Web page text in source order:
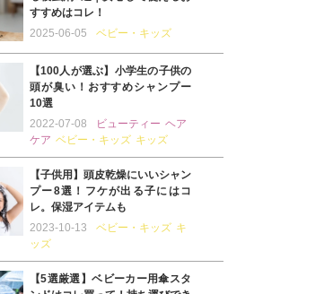
すすめはコレ！
2025-06-05
ベビー・キッズ
【100人が選ぶ】小学生の子供の
頭が臭い！おすすめシャンプー
10選
2022-07-08
ビューティー ヘア
ケア ベビー・キッズ キッズ
【子供用】頭皮乾燥にいいシャン
プー8選！フケが出る子にはコ
レ。保湿アイテムも
2023-10-13
ベビー・キッズ キ
ッズ
【5選厳選】ベビーカー用傘スタ